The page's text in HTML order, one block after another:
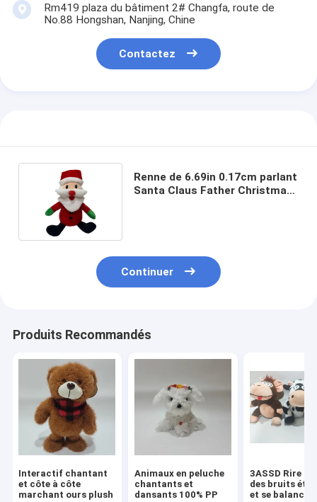
Rm419 plaza du bâtiment 2# Changfa, route de
No.88 Hongshan, Nanjing, Chine
Contactez
Renne de 6.69in 0.17cm parlant
Santa Claus Father Christmas
Continuer
Produits Recommandés
Interactif chantant
et côte à côte
marchant ours plush
Animaux en peluche
chantants et
dansants 100% PP
3ASSD Rire
des bruits
et se balancer